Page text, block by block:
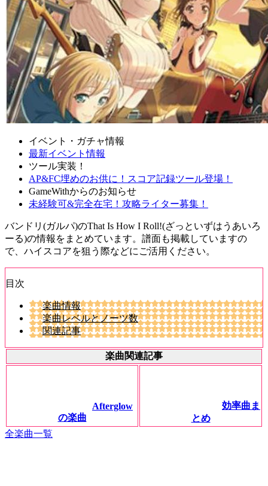
イベント・ガチャ情報
最新イベント情報
ツール実装！
AP&FC埋めのお供に！スコア記録ツール登場！
GameWithからのお知らせ
未経験可&完全在宅！攻略ライター募集！
バンドリ(ガルパ)のThat Is How I Roll!(ざっといずはうあいろ
ーる)の情報をまとめています。譜面も掲載していますの
で、ハイスコアを狙う際などにご活用ください。
目次
楽曲情報
楽曲レベルとノーツ数
関連記事
楽曲関連記事
Afterglow
の楽曲
効率曲ま
とめ
全楽曲一覧